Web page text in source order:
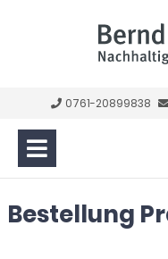
0761-20899838
Bestellung